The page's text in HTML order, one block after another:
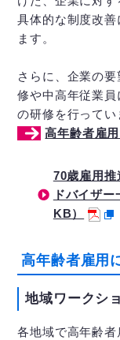
具体的な制度改
ます。
さらに、企業の
修や中高年従業
の研修を行ってい
高年齢者雇
70歳雇用推
ドバイザ
KB）
高年齢者雇用
地域ワークシ
各地域で高年齢